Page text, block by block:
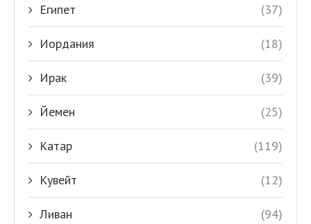
Египет (37)
Иордания (18)
Ирак (39)
Йемен (25)
Катар (119)
Кувейт (12)
Ливан (94)